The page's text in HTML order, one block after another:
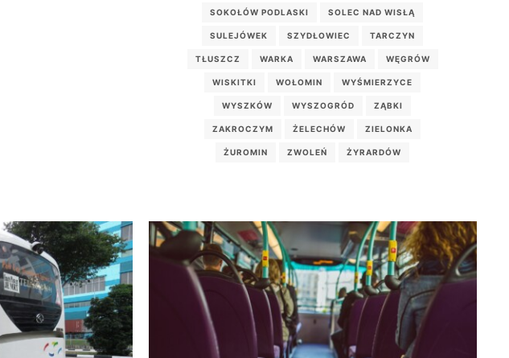
SOKOŁÓW PODLASKI SOLEC NAD WISŁĄ
SULEJÓWEK SZYDŁOWIEC TARCZYN
TŁUSZCZ WARKA WARSZAWA WĘGRÓW
WISKITKI WOŁOMIN WYŚMIERZYCE
WYSZKÓW WYSZOGRÓD ZĄBKI
ZAKROCZYM ŻELECHÓW ZIELONKA
ŻUROMIN ZWOLEŃ ŻYRARDÓW